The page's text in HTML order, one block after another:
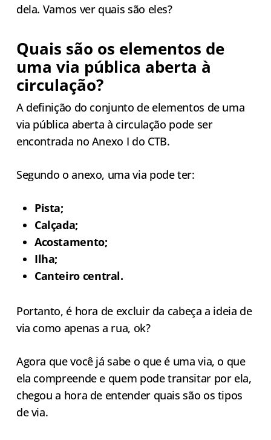
dela. Vamos ver quais são eles?
Quais são os elementos de
uma via pública aberta à
circulação?
A definição do conjunto de elementos de uma
via pública aberta à circulação pode ser
encontrada no Anexo I do CTB.
Segundo o anexo, uma via pode ter:
Pista;
Calçada;
Acostamento;
Ilha;
Canteiro central.
Portanto, é hora de excluir da cabeça a ideia de
via como apenas a rua, ok?
Agora que você já sabe o que é uma via, o que
ela compreende e quem pode transitar por ela,
chegou a hora de entender quais são os tipos
de via.